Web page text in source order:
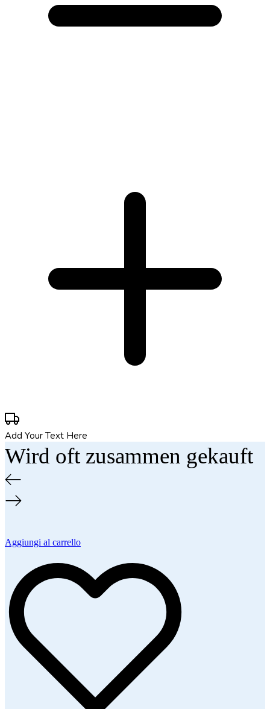
Add Your Text Here
Wird oft zusammen gekauft
Aggiungi al carrello